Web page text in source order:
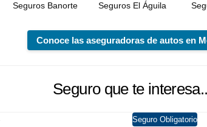
Seguros Banorte Seguros El Águila
Conoce las aseguradoras de autos en
Seguro que te